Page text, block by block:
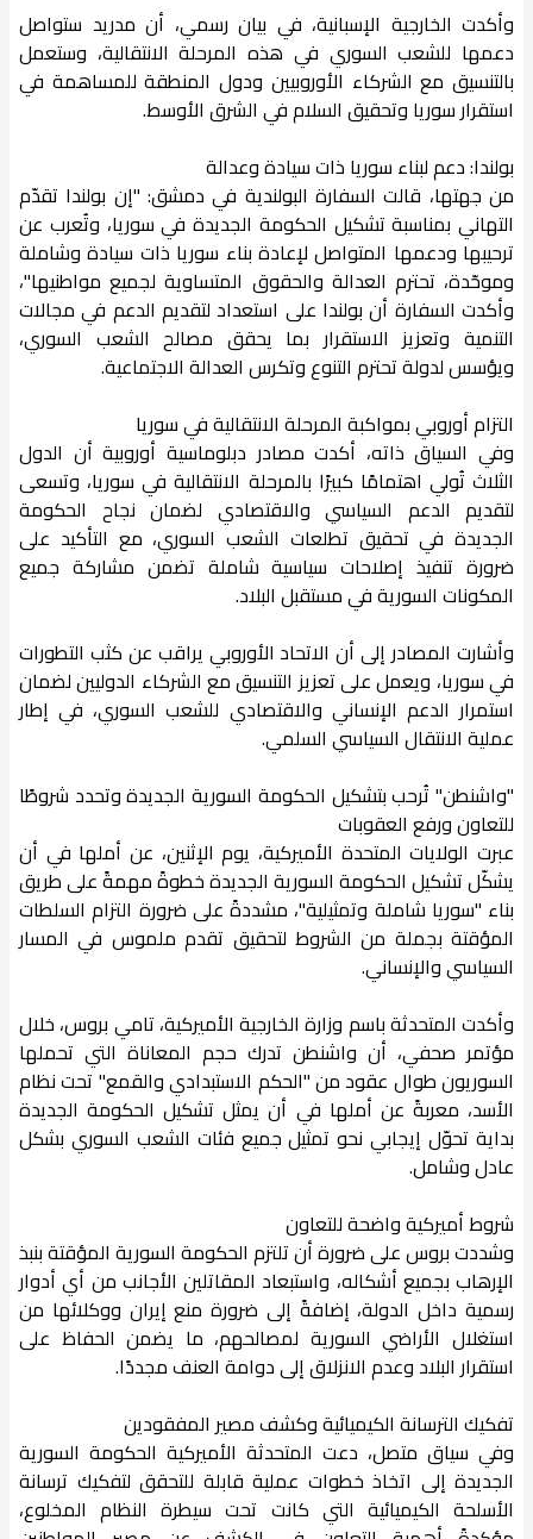
وأكدت الخارجية الإسبانية، في بيان رسمي، أن مدريد ستواصل
دعمها للشعب السوري في هذه المرحلة الانتقالية، وستعمل
بالتنسيق مع الشركاء الأوروبيين ودول المنطقة للمساهمة في
استقرار سوريا وتحقيق السلام في الشرق الأوسط.
بولندا: دعم لبناء سوريا ذات سيادة وعدالة
من جهتها، قالت السفارة البولندية في دمشق: "إن بولندا تقدّم
التهاني بمناسبة تشكيل الحكومة الجديدة في سوريا، وتُعرب عن
ترحيبها ودعمها المتواصل لإعادة بناء سوريا ذات سيادة وشاملة
وموحّدة، تحترم العدالة والحقوق المتساوية لجميع مواطنيها"،
وأكدت السفارة أن بولندا على استعداد لتقديم الدعم في مجالات
التنمية وتعزيز الاستقرار بما يحقق مصالح الشعب السوري،
ويؤسس لدولة تحترم التنوع وتكرس العدالة الاجتماعية.
التزام أوروبي بمواكبة المرحلة الانتقالية في سوريا
وفي السياق ذاته، أكدت مصادر دبلوماسية أوروبية أن الدول
الثلاث تُولي اهتمامًا كبيرًا بالمرحلة الانتقالية في سوريا، وتسعى
لتقديم الدعم السياسي والاقتصادي لضمان نجاح الحكومة
الجديدة في تحقيق تطلعات الشعب السوري، مع التأكيد على
ضرورة تنفيذ إصلاحات سياسية شاملة تضمن مشاركة جميع
المكونات السورية في مستقبل البلاد.
وأشارت المصادر إلى أن الاتحاد الأوروبي يراقب عن كثب التطورات
في سوريا، ويعمل على تعزيز التنسيق مع الشركاء الدوليين لضمان
استمرار الدعم الإنساني والاقتصادي للشعب السوري، في إطار
عملية الانتقال السياسي السلمي.
"واشنطن" تُرحب بتشكيل الحكومة السورية الجديدة وتحدد شروطًا
للتعاون ورفع العقوبات
عبرت الولايات المتحدة الأميركية، يوم الإثنين، عن أملها في أن
يشكّل تشكيل الحكومة السورية الجديدة خطوةً مهمةً على طريق
بناء "سوريا شاملة وتمثيلية"، مشددةً على ضرورة التزام السلطات
المؤقتة بجملة من الشروط لتحقيق تقدم ملموس في المسار
السياسي والإنساني.
وأكدت المتحدثة باسم وزارة الخارجية الأميركية، تامي بروس، خلال
مؤتمر صحفي، أن واشنطن تدرك حجم المعاناة التي تحملها
السوريون طوال عقود من "الحكم الاستبدادي والقمع" تحت نظام
الأسد، معربةً عن أملها في أن يمثل تشكيل الحكومة الجديدة
بداية تحوّل إيجابي نحو تمثيل جميع فئات الشعب السوري بشكل
عادل وشامل.
شروط أميركية واضحة للتعاون
وشددت بروس على ضرورة أن تلتزم الحكومة السورية المؤقتة بنبذ
الإرهاب بجميع أشكاله، واستبعاد المقاتلين الأجانب من أي أدوار
رسمية داخل الدولة، إضافةً إلى ضرورة منع إيران ووكلائها من
استغلال الأراضي السورية لمصالحهم، ما يضمن الحفاظ على
استقرار البلاد وعدم الانزلاق إلى دوامة العنف مجددًا.
تفكيك الترسانة الكيميائية وكشف مصير المفقودين
وفي سياق متصل، دعت المتحدثة الأميركية الحكومة السورية
الجديدة إلى اتخاذ خطوات عملية قابلة للتحقق لتفكيك ترسانة
الأسلحة الكيميائية التي كانت تحت سيطرة النظام المخلوع،